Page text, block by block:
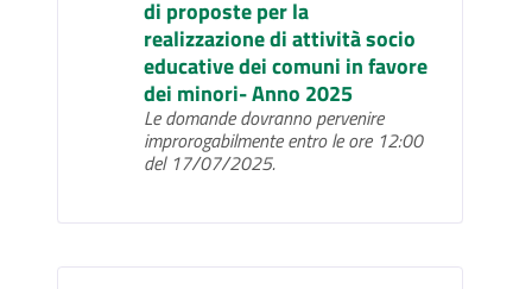
di proposte per la
realizzazione di attività socio
educative dei comuni in favore
dei minori- Anno 2025
Le domande dovranno pervenire
improrogabilmente entro le ore 12:00
del 17/07/2025.